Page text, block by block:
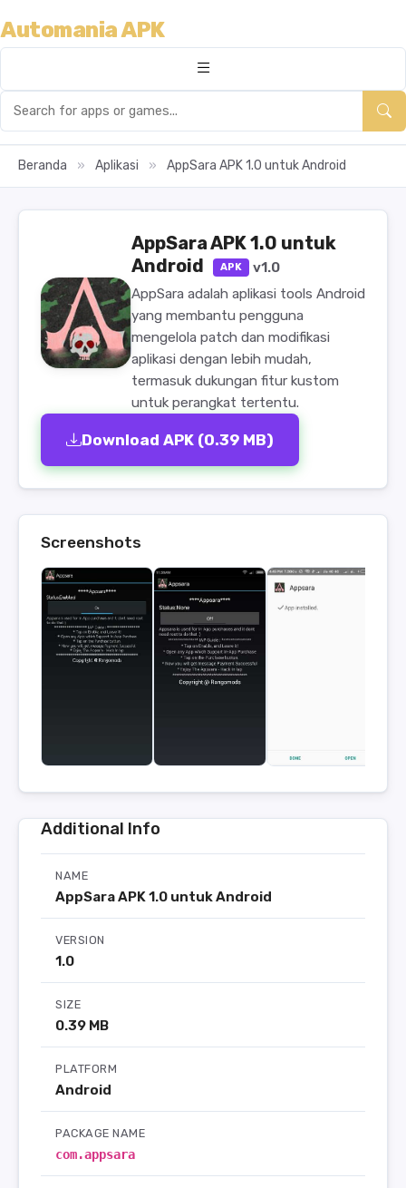
Automania APK
Beranda » Aplikasi » AppSara APK 1.0 untuk Android
AppSara APK 1.0 untuk
Android
APK
v1.0
AppSara adalah aplikasi tools Android
yang membantu pengguna
mengelola patch dan modifikasi
aplikasi dengan lebih mudah,
termasuk dukungan fitur kustom
untuk perangkat tertentu.
Download APK (0.39 MB)
Screenshots
Additional Info
NAME
AppSara APK 1.0 untuk Android
VERSION
1.0
SIZE
0.39 MB
PLATFORM
Android
PACKAGE NAME
com.appsara